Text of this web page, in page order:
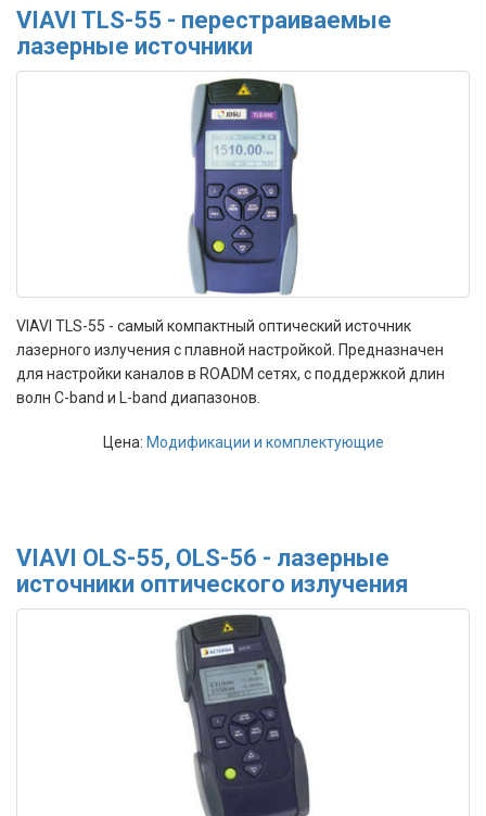
VIAVI TLS-55 - перестраиваемые
лазерные источники
VIAVI TLS-55 - самый компактный оптический источник
лазерного излучения с плавной настройкой. Предназначен
для настройки каналов в ROADM сетях, с поддержкой длин
волн C-band и L-band диапазонов.
Цена: Модификации и комплектующие
VIAVI OLS-55, OLS-56 - лазерные
источники оптического излучения